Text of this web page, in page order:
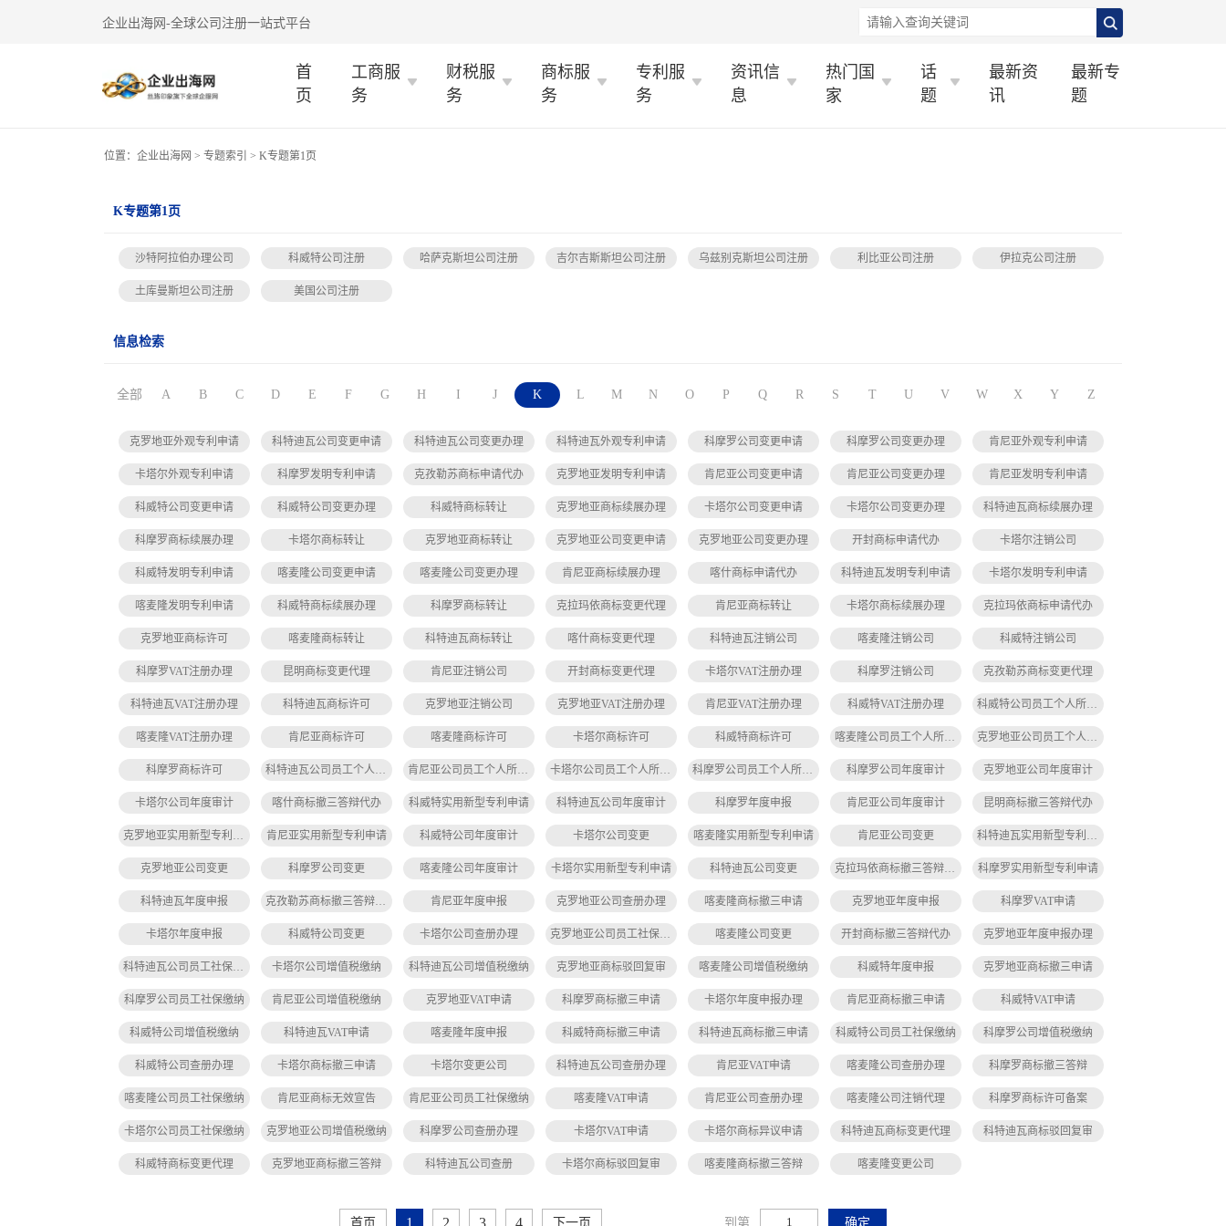
企业出海网-全球公司注册一站式平台
首
页
工商服
务
财税服
务
商标服
务
专利服
务
资讯信
息
热门国
家
话
题
最新资
讯
最新专
题
位置： 企业出海网 > 专题索引 > K专题第1页
K专题第1页
沙特阿拉伯办理公司 科威特公司注册 哈萨克斯坦公司注册 吉尔吉斯斯坦公司注册 乌兹别克斯坦公司注册 利比亚公司注册 伊拉克公司注册
土库曼斯坦公司注册 美国公司注册
信息检索
全部 A B C D E F G H I J K L M N O P Q R S T U V W X Y Z
克罗地亚外观专利申请 科特迪瓦公司变更申请 科特迪瓦公司变更办理 科特迪瓦外观专利申请 科摩罗公司变更申请 科摩罗公司变更办理 肯尼亚外观专利申请
卡塔尔外观专利申请 科摩罗发明专利申请 克孜勒苏商标申请代办 克罗地亚发明专利申请 肯尼亚公司变更申请 肯尼亚公司变更办理 肯尼亚发明专利申请
科威特公司变更申请 科威特公司变更办理 科威特商标转让 克罗地亚商标续展办理 卡塔尔公司变更申请 卡塔尔公司变更办理 科特迪瓦商标续展办理
科摩罗商标续展办理 卡塔尔商标转让 克罗地亚商标转让 克罗地亚公司变更申请 克罗地亚公司变更办理 开封商标申请代办 卡塔尔注销公司
科威特发明专利申请 喀麦隆公司变更申请 喀麦隆公司变更办理 肯尼亚商标续展办理 喀什商标申请代办 科特迪瓦发明专利申请 卡塔尔发明专利申请
喀麦隆发明专利申请 科威特商标续展办理 科摩罗商标转让 克拉玛依商标变更代理 肯尼亚商标转让 卡塔尔商标续展办理 克拉玛依商标申请代办
克罗地亚商标许可 喀麦隆商标转让 科特迪瓦商标转让 喀什商标变更代理 科特迪瓦注销公司 喀麦隆注销公司 科威特注销公司
科摩罗VAT注册办理 昆明商标变更代理 肯尼亚注销公司 开封商标变更代理 卡塔尔VAT注册办理 科摩罗注销公司 克孜勒苏商标变更代理
科特迪瓦VAT注册办理 科特迪瓦商标许可 克罗地亚注销公司 克罗地亚VAT注册办理 肯尼亚VAT注册办理 科威特VAT注册办理 科威特公司员工个人所得税缴纳
喀麦隆VAT注册办理 肯尼亚商标许可 喀麦隆商标许可 卡塔尔商标许可 科威特商标许可 喀麦隆公司员工个人所得税缴纳 克罗地亚公司员工个人所得税缴纳
科摩罗商标许可 科特迪瓦公司员工个人所得税缴纳 肯尼亚公司员工个人所得税缴纳 卡塔尔公司员工个人所得税缴纳 科摩罗公司员工个人所得税缴纳 科摩罗公司年度审计 克罗地亚公司年度审计
卡塔尔公司年度审计 喀什商标撤三答辩代办 科威特实用新型专利申请 科特迪瓦公司年度审计 科摩罗年度申报 肯尼亚公司年度审计 昆明商标撤三答辩代办
克罗地亚实用新型专利申请 肯尼亚实用新型专利申请 科威特公司年度审计 卡塔尔公司变更 喀麦隆实用新型专利申请 肯尼亚公司变更 科特迪瓦实用新型专利申请
克罗地亚公司变更 科摩罗公司变更 喀麦隆公司年度审计 卡塔尔实用新型专利申请 科特迪瓦公司变更 克拉玛依商标撤三答辩代办 科摩罗实用新型专利申请
科特迪瓦年度申报 克孜勒苏商标撤三答辩代办 肯尼亚年度申报 克罗地亚公司查册办理 喀麦隆商标撤三申请 克罗地亚年度申报 科摩罗VAT申请
卡塔尔年度申报 科威特公司变更 卡塔尔公司查册办理 克罗地亚公司员工社保缴纳 喀麦隆公司变更 开封商标撤三答辩代办 克罗地亚年度申报办理
科特迪瓦公司员工社保缴纳 卡塔尔公司增值税缴纳 科特迪瓦公司增值税缴纳 克罗地亚商标驳回复审 喀麦隆公司增值税缴纳 科威特年度申报 克罗地亚商标撤三申请
科摩罗公司员工社保缴纳 肯尼亚公司增值税缴纳 克罗地亚VAT申请 科摩罗商标撤三申请 卡塔尔年度申报办理 肯尼亚商标撤三申请 科威特VAT申请
科威特公司增值税缴纳 科特迪瓦VAT申请 喀麦隆年度申报 科威特商标撤三申请 科特迪瓦商标撤三申请 科威特公司员工社保缴纳 科摩罗公司增值税缴纳
科威特公司查册办理 卡塔尔商标撤三申请 卡塔尔变更公司 科特迪瓦公司查册办理 肯尼亚VAT申请 喀麦隆公司查册办理 科摩罗商标撤三答辩
喀麦隆公司员工社保缴纳 肯尼亚商标无效宣告 肯尼亚公司员工社保缴纳 喀麦隆VAT申请 肯尼亚公司查册办理 喀麦隆公司注销代理 科摩罗商标许可备案
卡塔尔公司员工社保缴纳 克罗地亚公司增值税缴纳 科摩罗公司查册办理 卡塔尔VAT申请 卡塔尔商标异议申请 科特迪瓦商标变更代理 科特迪瓦商标驳回复审
科威特商标变更代理 克罗地亚商标撤三答辩 科特迪瓦公司查册 卡塔尔商标驳回复审 喀麦隆商标撤三答辩 喀麦隆变更公司
首页 1 2 3 4 下一页 到第 确定